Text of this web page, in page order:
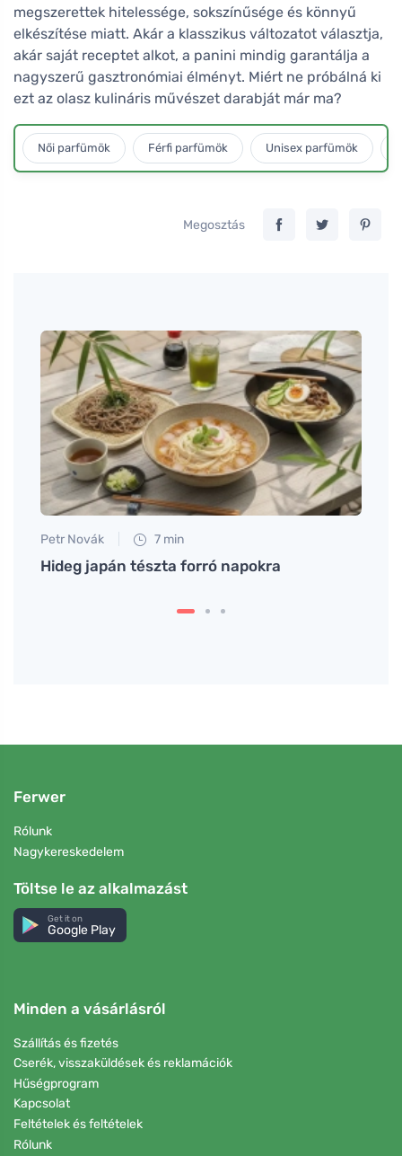
megszerettek hitelessége, sokszínűsége és könnyű
elkészítése miatt. Akár a klasszikus változatot választja,
akár saját receptet alkot, a panini mindig garantálja a
nagyszerű gasztronómiai élményt. Miért ne próbálná ki
ezt az olasz kulináris művészet darabját már ma?
Női parfümök Férfi parfümök Unisex parfümök
Megosztás
Petr Novák 7 min
Hideg japán tészta forró napokra
Ferwer
Rólunk
Nagykereskedelem
Töltse le az alkalmazást
Get it on
Google Play
Minden a vásárlásról
Szállítás és fizetés
Cserék, visszaküldések és reklamációk
Hűségprogram
Kapcsolat
Feltételek és feltételek
Rólunk